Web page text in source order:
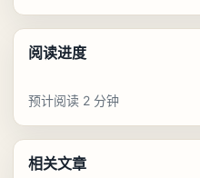
阅读进度
预计阅读 2 分钟
相关文章